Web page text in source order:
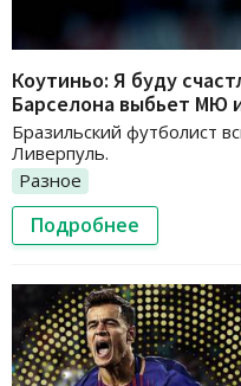
Коутиньо: Я буду
Барселона выбьет МЮ
Бразильский футболист
Ливерпуль.
Разное
Подробнее